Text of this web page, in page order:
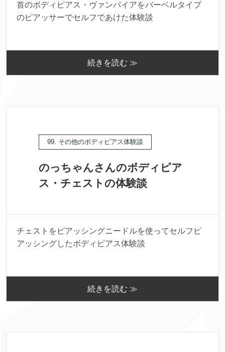
首のボディピアス・ヴァンパイアをバーベルタイプ
のピアッサーでセルフであけた体験談
続きを読む ≫
99. その他のボディピアス体験談
のっちゃんさんのボディピア
ス・チェストの体験談
チェストをピアッシングニードルを使ってセルフピ
アッシングしたボディピアス体験談
続きを読む ≫